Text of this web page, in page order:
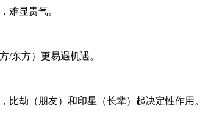
难显贵气。
/东方）更易遇机遇。
比劫（朋友）和印星（长辈）起决定性作用。